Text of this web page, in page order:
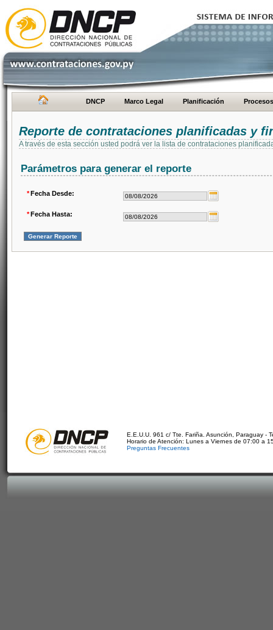
DNCP Marco Legal Planificación Procesos
Reporte de contrataciones planificadas y
A través de esta sección usted podrá ver la lista de contrataciones
Parámetros para generar el reporte
*Fecha Desde:
*Fecha Hasta:
E.E.U.U. 961 c/ Tte. Fariña. Asunción, Paraguay -
Horario de Atención: Lunes a Viernes de 07:00 a
Preguntas Frecuentes